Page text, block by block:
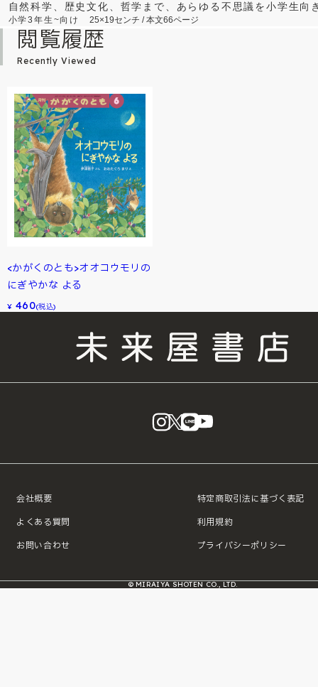
自然科学、歴史文化、哲学まで、あらゆる不思議を小学生向
小学3年生~向け 25×19センチ / 本文66ページ
閲覧履歴
Recently Viewed
<かがくのとも>オオコウモリの
にぎやかな よる
¥ 460(税込)
instagram
X LINE
会社概要
よくある質問
お問い合わせ
特定商取引法に基づく表記
利用規約
プライバシーポリシー
© MIRAIYA SHOTEN CO., LTD.